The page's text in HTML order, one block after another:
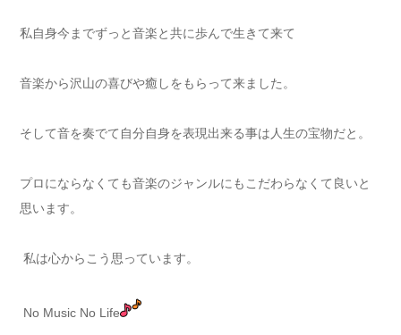
私自身今までずっと音楽と共に歩んで生きて来て
音楽から沢山の喜びや癒しをもらって来ました。
そして音を奏でて自分自身を表現出来る事は人生の宝物だと。
プロにならなくても音楽のジャンルにもこだわらなくて良いと
思います。
私は心からこう思っています。
No Music No Life